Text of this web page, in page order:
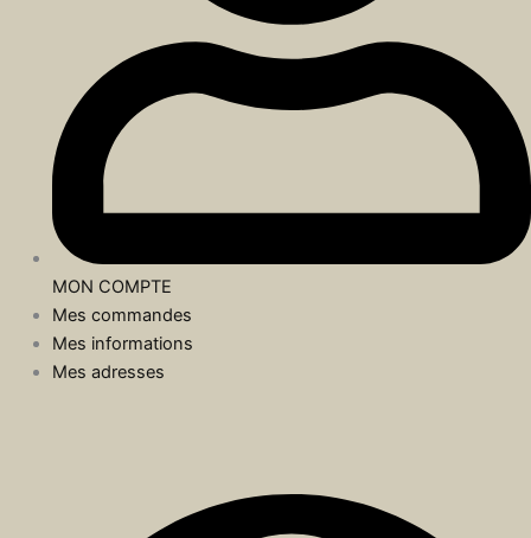
MON COMPTE
Mes commandes
Mes informations
Mes adresses